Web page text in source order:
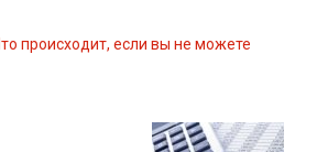
происходит, если вы не можете